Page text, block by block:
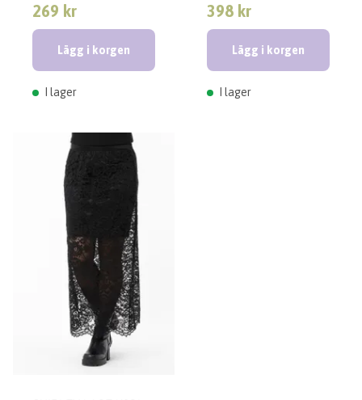
269 kr
Lägg i korgen
I lager
398 kr
Lägg i korgen
I lager